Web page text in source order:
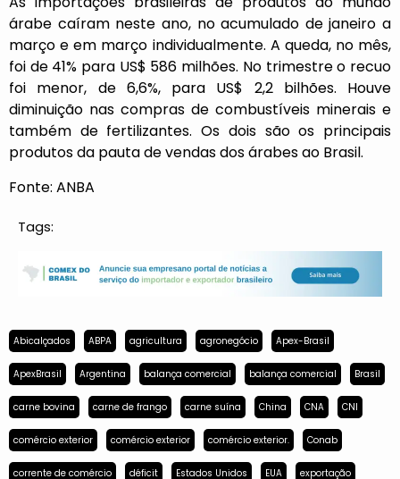
árabe caíram neste ano, no acumulado de janeiro a
março e em março individualmente. A queda, no mês,
foi de 41% para US$ 586 milhões. No trimestre o recuo
foi menor, de 6,6%, para US$ 2,2 bilhões. Houve
diminuição nas compras de combustíveis minerais e
também de fertilizantes. Os dois são os principais
produtos da pauta de vendas dos árabes ao Brasil.
Fonte: ANBA
Tags:
Abicalçados ABPA agricultura agronegócio Apex-Brasil
ApexBrasil Argentina balança comercial balança comercial Brasil
carne bovina carne de frango carne suína China CNA CNI
comércio exterior comércio exterior comércio exterior. Conab
corrente de comércio déficit Estados Unidos EUA exportação